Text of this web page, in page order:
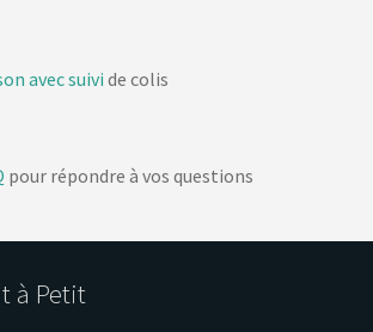
avec suivi de colis
pour répondre à vos questions
à Petit